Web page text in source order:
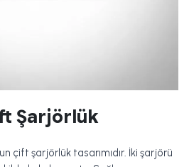
Şarjörlük
çift şarjörlük tasarımıdır. İki şarjörü